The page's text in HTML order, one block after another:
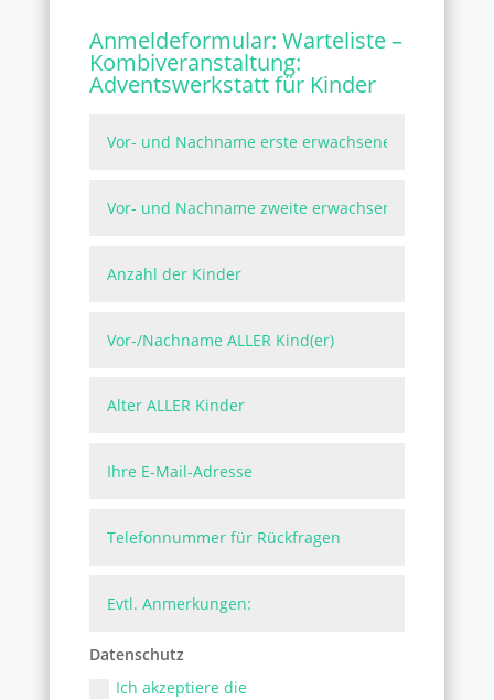
Anmeldeformular: Warteliste –
Kombiveranstaltung:
Adventswerkstatt für Kinder
Datenschutz
Ich akzeptiere die